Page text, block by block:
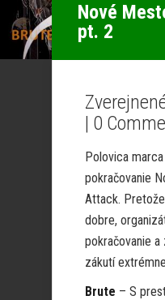
Nové
pt. 2
| 0
Polovica
pokračovanie
Attack.
dobre,
pokračovanie
zákutí
Brute – S